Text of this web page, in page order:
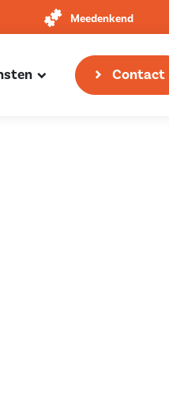
Meedenkend
Contact